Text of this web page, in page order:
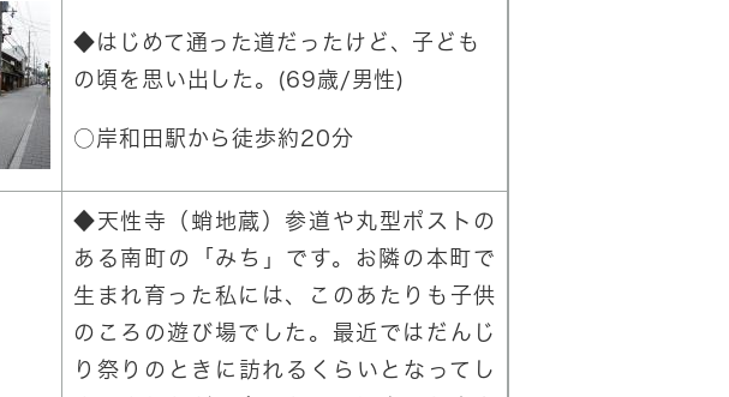
◆はじめて通った道だったけど、子ども
の頃を思い出した。(69歳/男性)
○岸和田駅から徒歩約20分
◆天性寺（蛸地蔵）参道や丸型ポストの
ある南町の「みち」です。お隣の本町で
生まれ育った私には、このあたりも子供
のころの遊び場でした。最近ではだんじ
り祭りのときに訪れるくらいとなってし